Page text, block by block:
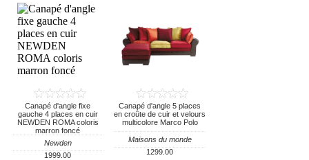
Canapé d'angle fixe
gauche 4 places en cuir
NEWDEN ROMA coloris
marron foncé
Newden
1999.00
Canapé d'angle 5 places
en croûte de cuir et velours
multicolore Marco Polo
Maisons du monde
1299.00